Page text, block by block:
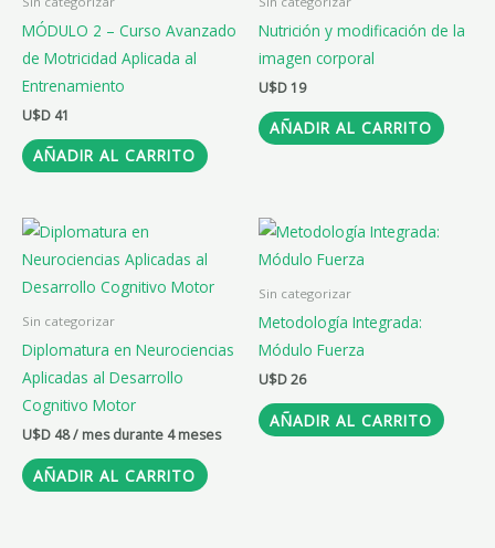
MÓDULO 2 – Curso Avanzado
de Motricidad Aplicada al
Entrenamiento
U$D 41
AÑADIR AL CARRITO
Nutrición y modificación de la
imagen corporal
U$D19
AÑADIR AL CARRITO
Sin categorizar
Diplomatura en Neurociencias
Aplicadas al Desarrollo
Cognitivo Motor
U$D 48/ mes durante 4 meses
AÑADIR AL CARRITO
Sin categorizar
Metodología Integrada:
Módulo Fuerza
U$D26
AÑADIR AL CARRITO